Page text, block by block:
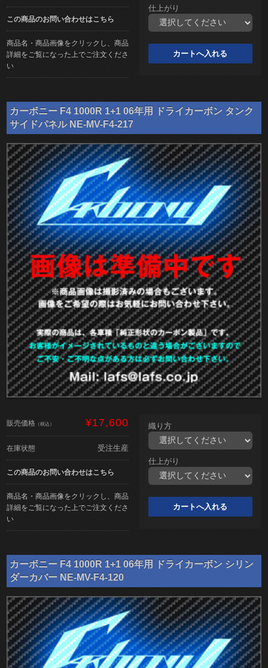
この商品のお問い合わせはこちら
商品名・商品画像をクリックし、商品
詳細をご覧になった上でご注文くださ
い
仕上がり
カーボニー F4 1000R 1+1 06年用 ドライカーボン タンク
サイドパネル NE-MV-F4-217
販売価格 （税込） ¥17,600
在庫状態 受注生産
この商品のお問い合わせはこちら
商品名・商品画像をクリックし、商品
詳細をご覧になった上でご注文くださ
い
織り方
仕上がり
カーボニー F4 1000R 1+1 06年用 ドライカーボン シリン
ダーカバー NE-MV-F4-120